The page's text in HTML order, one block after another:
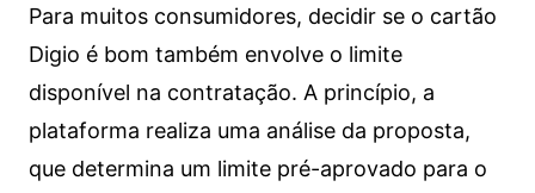
Para muitos consumidores, decidir se o cartão
Digio é bom também envolve o limite
disponível na contratação. A princípio, a
plataforma realiza uma análise da proposta,
que determina um limite pré-aprovado para o